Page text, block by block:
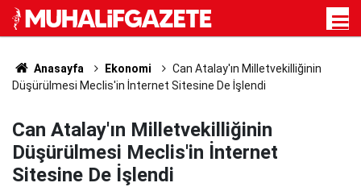
Anasayfa Ekonomi
Can Atalay'ın Milletvekilliğinin
Düşürülmesi Meclis'in İnternet Sitesine De İşlendi
Can Atalay'ın Milletvekilliğinin
Düşürülmesi Meclis'in İnternet
Sitesine De İşlendi